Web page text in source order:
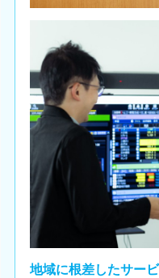
地域に根差したサー